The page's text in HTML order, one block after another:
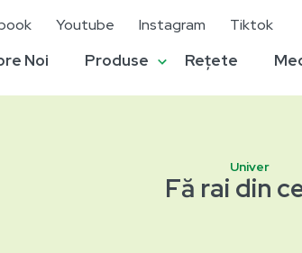
Youtube Instagram Tiktok
Noi Produse Rețete
Univer
Fă rai din